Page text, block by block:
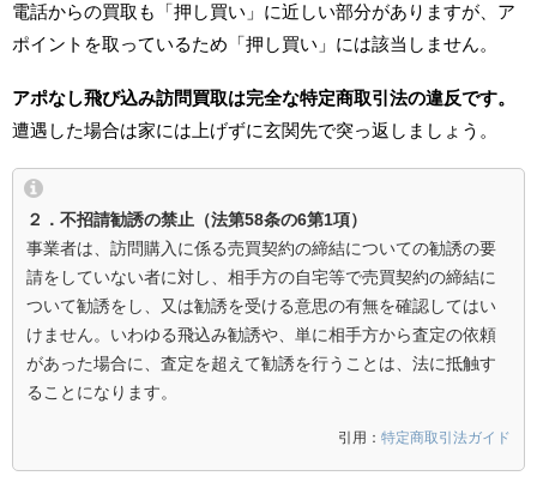
電話からの買取も「押し買い」に近しい部分がありますが、ア
ポイントを取っているため「押し買い」には該当しません。
アポなし飛び込み訪問買取は完全な特定商取引法の違反です。
遭遇した場合は家には上げずに玄関先で突っ返しましょう。
２．不招請勧誘の禁止（法第58条の6第1項）
事業者は、訪問購入に係る売買契約の締結についての勧誘の要
請をしていない者に対し、相手方の自宅等で売買契約の締結に
ついて勧誘をし、又は勧誘を受ける意思の有無を確認してはい
けません。いわゆる飛込み勧誘や、単に相手方から査定の依頼
があった場合に、査定を超えて勧誘を行うことは、法に抵触す
ることになります。
引用：特定商取引法ガイド